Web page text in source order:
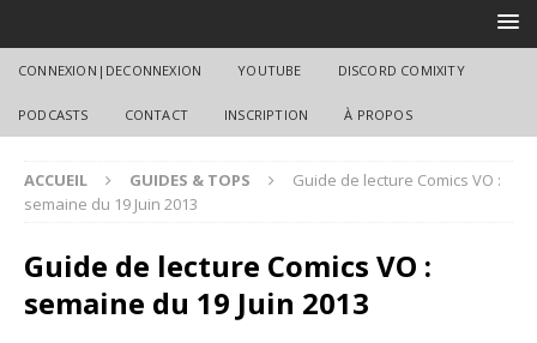
CONNEXION|DECONNEXION YOUTUBE DISCORD COMIXITY
PODCASTS CONTACT INSCRIPTION À PROPOS
ACCUEIL GUIDES & TOPS
Guide de lecture Comics VO :
semaine du 19 Juin 2013
Guide de lecture Comics VO :
semaine du 19 Juin 2013